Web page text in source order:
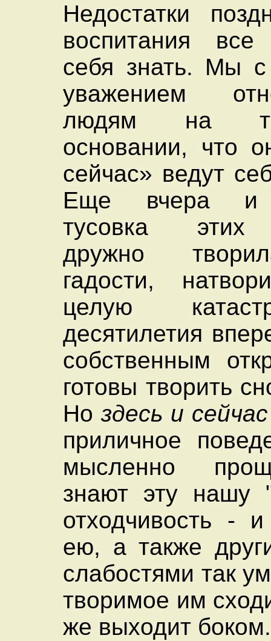
Недостатки
воспитания
себя знать. Мы
уважением
людям на
основании, что
сейчас» ведут
Еще вчера и
тусовка этих
дружно
гадости,
целую
десятилетия
собственным
готовы творить
Но здесь и сейчас
приличное
мысленно
знают эту нашу
отходчивость - и
ею, а также
слабостями так
творимое им
же выходит боком.